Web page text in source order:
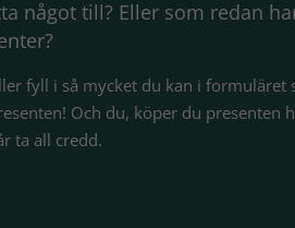
något till? Eller som redan
fyll i så mycket du kan i formuläret
Och du, köper du presenten
ta all credd.